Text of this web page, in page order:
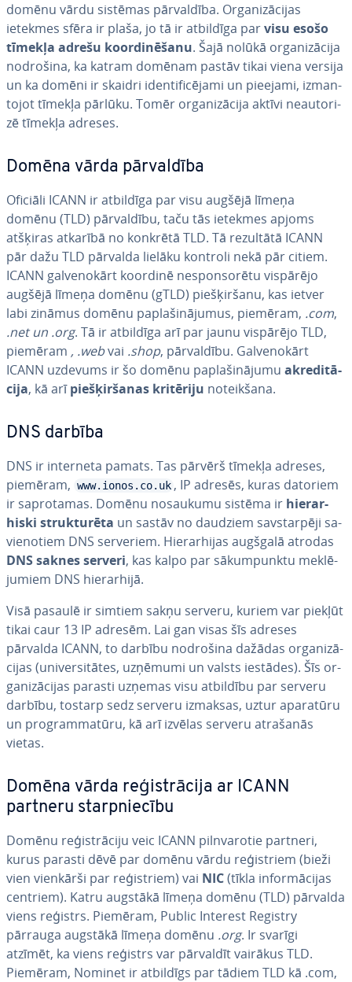
domēnu vārdu sistēmas pār­val­dī­ba. Or­ga­ni­zā­ci­jas
ietekmes sfēra ir plaša, jo tā ir atbildīga parvisu esošo
tīmekļa adrešu koor­di­nē­ša­nu. Šajā nolūkā or­ga­ni­zā­ci­ja
nodrošina, ka katram domēnam pastāv tikai viena versija
un ka domēni ir skaidri iden­ti­fi­cē­ja­mi un pieejami, iz­man­
to­jot tīmekļa pārlūku. Tomēr or­ga­ni­zā­ci­ja aktīvi ne­au­to­ri­
zē tīmekļa adreses.
Domēna vārda pār­val­dī­ba
Oficiāli ICANN ir atbildīga par visu augšējā līmeņa
domēnu (TLD) pār­val­dī­bu, taču tās ietekmes apjoms
atšķiras atkarībā no konkrētā TLD. Tā rezultātā ICANN
pār dažu TLD pārvalda lielāku kontroli nekā pār citiem.
ICANN gal­ve­no­kārt koordinē ne­spon­so­rē­tu vispārējo
augšējā līmeņa domēnu (gTLD) pie­šķir­ša­nu, kas ietver
labi zināmus domēnu pa­pla­ši­nā­ju­mus, piemēram, .com,
.netun .org. Tā ir atbildīga arī par jaunu vispārējo TLD,
piemēram , .webvai .shop, pār­val­dī­bu. Gal­ve­no­kārt
ICANN uzdevums ir šo domēnu pa­pla­ši­nā­ju­mu ak­re­di­tā­
ci­ja, kā arīpie­šķir­ša­nas kritēriju no­teik­ša­na.
DNS darbība
DNS ir interneta pamats. Tas pārvērš tīmekļa adreses,
piemēram, www.ionos.co.uk , IP adresēs, kuras datoriem
ir sa­pro­ta­mas. Domēnu nosaukumu sistēma ir hie­rar­
his­ki struk­tu­rē­ta un sastāv no daudziem sav­star­pē­ji sa­
vie­no­tiem DNS serveriem. Hie­rar­hi­jas augšgalā atrodas
DNS saknes serveri, kas kalpo par sā­kum­pun­ktu mek­lē­
ju­miem DNS hie­rar­hi­jā.
Visā pasaulē ir simtiem sakņu serveru, kuriem var piekļūt
tikai caur 13 IP adresēm. Lai gan visas šīs adreses
pārvalda ICANN, to darbību nodrošina dažādas or­ga­ni­zā­
ci­jas (uni­ver­si­tā­tes, uzņēmumi un valsts iestādes). Šīs or­
ga­ni­zā­ci­jas parasti uzņemas visu atbildību par serveru
darbību, tostarp sedz serveru izmaksas, uztur aparatūru
un prog­ram­ma­tū­ru, kā arī izvēlas serveru atrašanās
vietas.
Domēna vārda re­ģis­trā­ci­ja ar ICANN
partneru star­pnie­cī­bu
Domēnu re­ģis­trā­ci­ju veic ICANN pil­nva­ro­tie partneri,
kurus parasti dēvē par domēnu vārdu re­ģis­triem (bieži
vien vienkārši par re­ģis­triem) vai NIC(tīkla in­for­mā­ci­jas
centriem). Katru augstākā līmeņa domēnu (TLD) pārvalda
viens reģistrs. Piemēram, Public Interest Registry
pārrauga augstākā līmeņa domēnu .org. Ir svarīgi
atzīmēt, ka viens reģistrs var pārvaldīt vairākus TLD.
Piemēram, Nominet ir atbildīgs par tādiem TLD kā .com,